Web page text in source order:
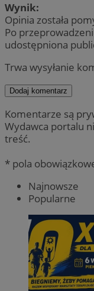
Wynik:
Opinia została
Po
udostępniona
Trwa wysyłanie
Dodaj komentarz
Komentarze są
Wydawca portalu
treść.
* pola
Najnowsze
Popularne